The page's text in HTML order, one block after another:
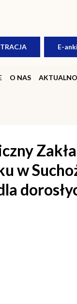
E-
O NAS
w